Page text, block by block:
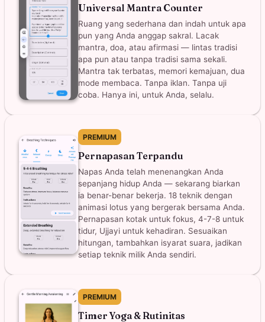
Universal Mantra Counter
Ruang yang sederhana dan indah untuk apa
pun yang Anda anggap sakral. Lacak
mantra, doa, atau afirmasi — lintas tradisi
apa pun atau tanpa tradisi sama sekali.
Mantra tak terbatas, memori kemajuan, dua
mode membaca. Tanpa iklan. Tanpa uji
coba. Hanya ini, untuk Anda, selalu.
PREMIUM
Pernapasan Terpandu
Napas Anda telah menenangkan Anda
sepanjang hidup Anda — sekarang biarkan
ia benar-benar bekerja. 18 teknik dengan
animasi lotus yang bergerak bersama Anda.
Pernapasan kotak untuk fokus, 4-7-8 untuk
tidur, Ujjayi untuk kehadiran. Sesuaikan
hitungan, tambahkan isyarat suara, jadikan
setiap teknik milik Anda sendiri.
PREMIUM
Timer Yoga & Rutinitas